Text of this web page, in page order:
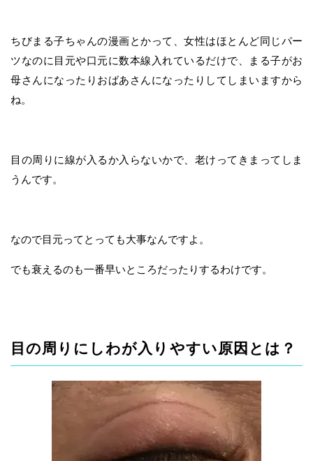
ちびまる子ちゃんの漫画とかって、女性はほとんど同じパー
ツなのに目元や口元に数本線入れているだけで、まる子がお
母さんになったりおばあさんになったりしてしまいますから
ね。
目の周りに線が入るか入らないかで、老けってきまってしま
うんです。
なので目元ってとっても大事なんですよ。
でも衰えるのも一番早いところだったりするわけです。
目の周りにしわが入りやすい原因とは？